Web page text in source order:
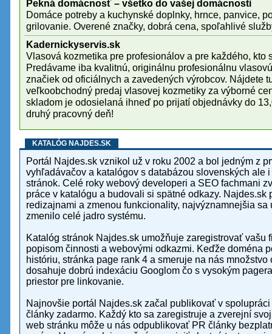
Pekná domácnosť – všetko do vašej domácnosti
Domáce potreby a kuchynské doplnky, hrnce, panvice,
grilovanie. Overené značky, dobrá cena, spoľahlivé
Kadernickyservis.sk
Vlasová kozmetika pre profesionálov a pre každého, kto
Predávame iba kvalitnú, originálnu profesionálnu
značiek od oficiálnych a zavedených výrobcov. Nájdete
veľkoobchodný predaj vlasovej kozmetiky za výborné
skladom je odosielaná ihneď po prijatí objednávky do
druhý pracovný deň!
KATALÓG NAJDES.SK
Portál Najdes.sk vznikol už v roku 2002 a bol jedným z
vyhľadávačov a katalógov s databázou slovenských ale
stránok. Celé roky webový developeri a SEO fachmani
práce v katalógu a budovali si spätné odkazy. Najdes.sk prešlo viacerými
redizajnami a zmenou funkcionality, najvýznamnejšia sa
zmenilo celé jadro systému.
Katalóg stránok Najdes.sk umožňuje zaregistrovať vašu
popisom činnosti a webovými odkazmi. Keďže doména
históriu, stránka page rank 4 a smeruje na nás
dosahuje dobrú indexáciu Googlom čo s vysokým
priestor pre linkovanie.
Najnovšie portál Najdes.sk začal publikovať v
články zadarmo. Každý kto sa zaregistruje a zverejní
web stránku môže u nás odpublikovať PR články